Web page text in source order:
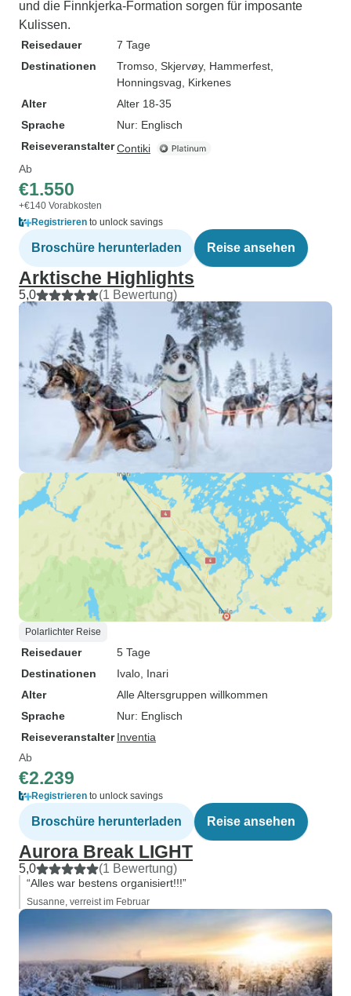
und die Finnkjerka-Formation sorgen für imposante
Kulissen.
Reisedauer
7 Tage
Destinationen
Tromso , Skjervøy, Hammerfest
Honningsvag , Kirkenes
Alter
Alter 18-35
Sprache
Nur: Englisch
ReiseveranstalterContiki
Ab
€1.550
+€140 Vorabkosten
Registrieren to unlock savings
Broschüre herunterladen Reise ansehen
Arktische Highlights
5,0 (1 Bewertung)
Polarlichter Reise
Reisedauer
5 Tage
Destinationen
Ivalo , Inari
Alter
Alle Altersgruppen willkommen
Sprache
Nur: Englisch
Reiseveranstalter Inventia
Ab
€2.239
Registrieren to unlock savings
Broschüre herunterladen Reise ansehen
Aurora Break LIGHT
5,0 (1 Bewertung)
“Alles war bestens organisiert!!!”
Susanne, verreist im Februar